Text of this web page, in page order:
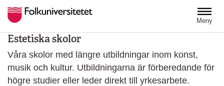
Meny
Estetiska skolor
Våra skolor med längre utbildningar inom konst,
musik och kultur. Utbildningarna är förberedande för
högre studier eller leder direkt till yrkesarbete.